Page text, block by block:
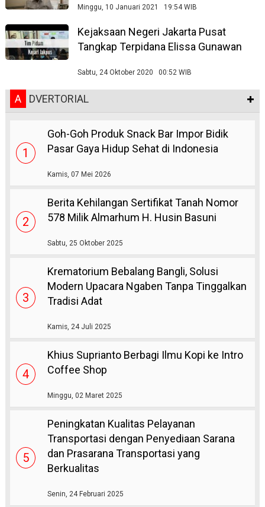
Minggu, 10 Januari 2021 19:54 WIB
Kejaksaan Negeri Jakarta Pusat
Tangkap Terpidana Elissa Gunawan
Sabtu, 24 Oktober 2020 00:52 WIB
A DVERTORIAL
1
Goh-Goh Produk Snack Bar Impor Bidik
Pasar Gaya Hidup Sehat di Indonesia
Kamis, 07 Mei 2026
2
Berita Kehilangan Sertifikat Tanah Nomor
578 Milik Almarhum H. Husin Basuni
Sabtu, 25 Oktober 2025
3
Krematorium Bebalang Bangli, Solusi
Modern Upacara Ngaben Tanpa Tinggalkan
Tradisi Adat
Kamis, 24 Juli 2025
4
Khius Suprianto Berbagi Ilmu Kopi ke Intro
Coffee Shop
Minggu, 02 Maret 2025
5
Peningkatan Kualitas Pelayanan
Transportasi dengan Penyediaan Sarana
dan Prasarana Transportasi yang
Berkualitas
Senin, 24 Februari 2025